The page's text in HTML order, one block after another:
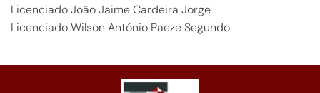
Licenciado João Jaime Cardeira Jorge
Licenciado Wilson António Paeze Segundo